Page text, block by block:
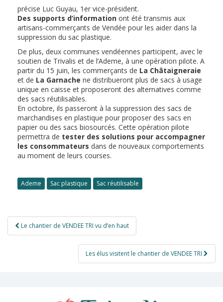
précise Luc Guyau, 1er vice-président.
Des supports d’information ont été transmis aux
artisans-commerçants de Vendée pour les aider dans la
suppression du sac plastique.
De plus, deux communes vendéennes participent, avec le
soutien de Trivalis et de l’Ademe, à une opération pilote. A
partir du 15 juin, les commerçants de La Châtaigneraie
et de La Garnache ne distribueront plus de sacs à usage
unique en caisse et proposeront des alternatives comme
des sacs réutilisables.
En octobre, ils passeront à la suppression des sacs de
marchandises en plastique pour proposer des sacs en
papier ou des sacs biosourcés. Cette opération pilote
permettra de tester des solutions pour accompagner
les consommateurs dans de nouveaux comportements
au moment de leurs courses.
Ademe Sac plastique Sac réutilisable
Navigation
de
Le chantier de VENDEE TRI vu d’en haut
Les élus visitent le chantier de VENDEE TRI